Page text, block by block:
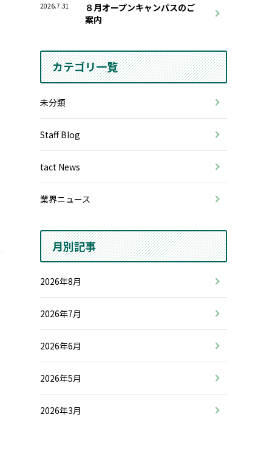
2026.7.31
８月オープンキャンパスのご
案内
カテゴリ一覧
未分類
Staff Blog
tact News
業界ニュース
月別記事
2026年8月
2026年7月
2026年6月
2026年5月
2026年3月